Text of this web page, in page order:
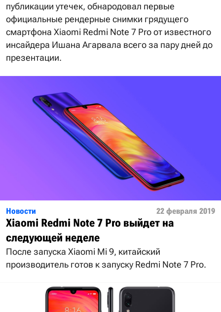
публикации утечек, обнародовал первые
официальные рендерные снимки грядущего
смартфона Xiaomi Redmi Note 7 Pro от известного
инсайдера Ишана Агарвала всего за пару дней до
презентации.
Новости 22 февраля 2019
Xiaomi Redmi Note 7 Pro выйдет на
следующей неделе
После запуска Xiaomi Mi 9, китайский
производитель готов к запуску Redmi Note 7 Pro.